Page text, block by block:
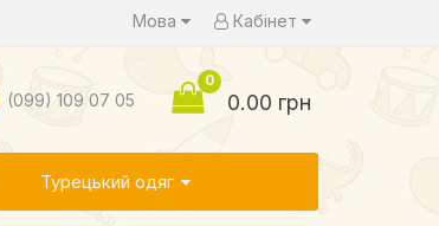
Мова Кабінет
(099) 109 07 05
0
0.00 грн
Турецький одяг